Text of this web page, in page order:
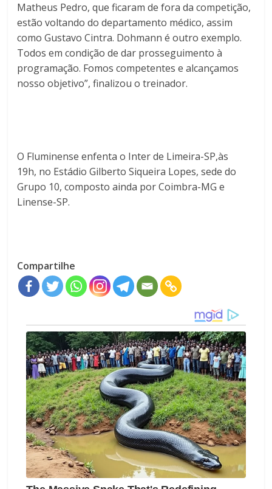
Matheus Pedro, que ficaram de fora da competição,
estão voltando do departamento médico, assim
como Gustavo Cintra. Dohmann é outro exemplo.
Todos em condição de dar prosseguimento à
programação. Fomos competentes e alcançamos
nosso objetivo”, finalizou o treinador.
O Fluminense enfenta o Inter de Limeira-SP,às
19h, no Estádio Gilberto Siqueira Lopes, sede do
Grupo 10, composto ainda por Coimbra-MG e
Linense-SP.
Compartilhe